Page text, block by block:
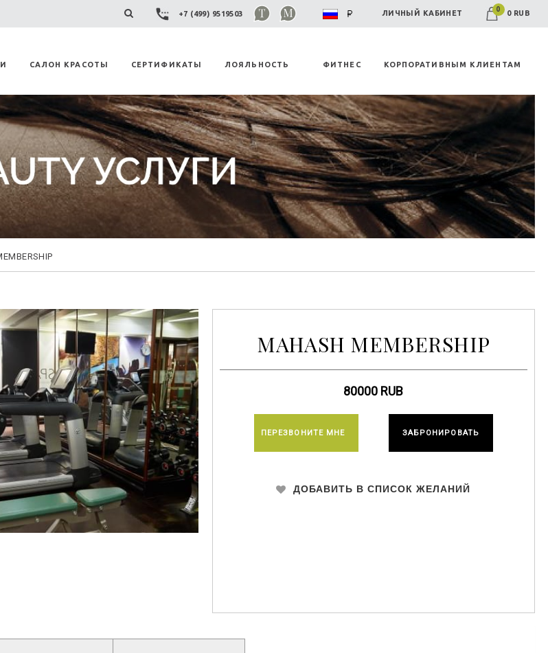
+7 (499) 9519503 ЛИЧНЫЙ КАБИНЕТ 0 0 RUB
САЛОН КРАСОТЫ СЕРТИФИКАТЫ ЛОЯЛЬНОСТЬ ФИТНЕС КОРПОРАТИВНЫМ КЛИЕНТАМ
MAHASH MEMBERSHIP
80000 RUB
ПЕРЕЗВОНИТЕ МНЕ ЗАБРОНИРОВАТЬ
ДОБАВИТЬ В СПИСОК ЖЕЛАНИЙ